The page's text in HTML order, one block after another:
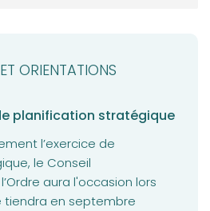
du syndic
planification stratégique
ORIENTATIONS
planification stratégique
l’exercice de
le Conseil
aura l'occasion lors
tiendra en septembre